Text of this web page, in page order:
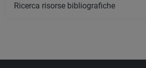
Ricerca risorse bibliografiche